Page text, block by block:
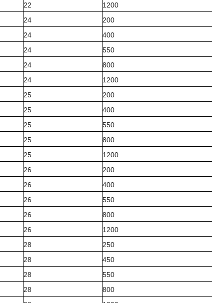
22 1200
24 200
24 400
24 550
24 800
24 1200
25 200
25 400
25 550
25 800
25 1200
26 200
26 400
26 550
26 800
26 1200
28 250
28 450
28 550
28 800